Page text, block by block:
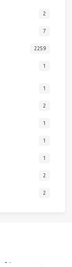
2
7
2259
1
1
2
1
1
1
2
2
& Icarus